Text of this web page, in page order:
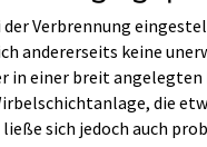
der Verbrennung
andererseits keine
in einer breit
die
sich jedoch auch